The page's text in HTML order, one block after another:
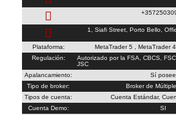
1, Siafi Street, Porto Bello,
Plataforma:
MetaTrader 5 , MetaTrader
Regulación:
Autorizado por la FSA, CBCS,
JSC
Apalancamiento:
Sí posee
Tipo de broker:
Broker de
Tipos de cuenta:
Cuenta Estándar,
Cuenta Demo:
SI